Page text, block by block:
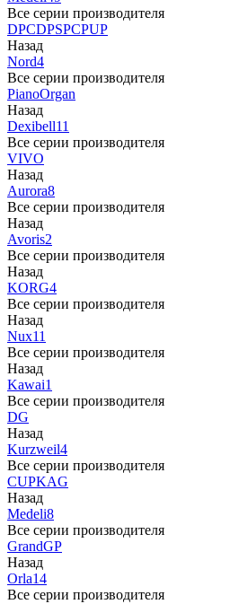
Все серии производителя
DPCDPSPCPUP
Назад
Nord4
Все серии производителя
PianoOrgan
Назад
Dexibell11
Все серии производителя
VIVO
Назад
Aurora8
Все серии производителя
Назад
Avoris2
Все серии производителя
Назад
KORG4
Все серии производителя
Назад
Nux11
Все серии производителя
Назад
Kawai1
Все серии производителя
DG
Назад
Kurzweil4
Все серии производителя
CUPKAG
Назад
Medeli8
Все серии производителя
GrandGP
Назад
Orla14
Все серии производителя